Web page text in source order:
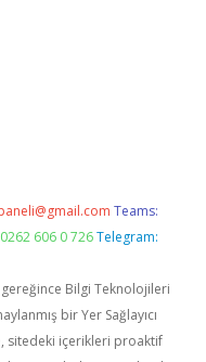
Teams:
606 0 726 Telegram:
gereğince Bilgi Teknolojileri
bir Yer Sağlayıcı
sitedeki içerikleri proaktif